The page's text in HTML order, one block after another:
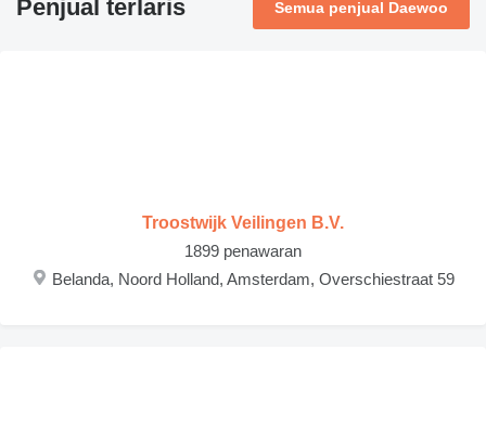
Penjual terlaris Semua penjual Daewoo
Troostwijk Veilingen B.V.
1899 penawaran
Belanda, Noord Holland, Amsterdam, Overschiestraat 59